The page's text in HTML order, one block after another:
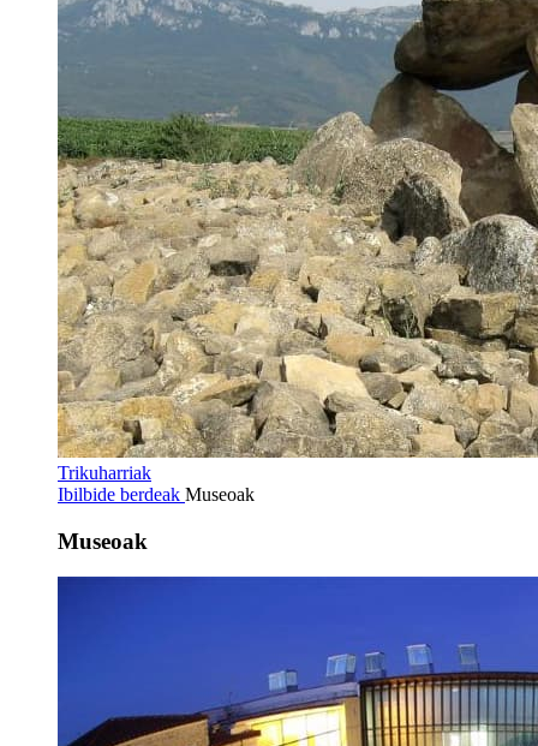
Trikuharriak
Ibilbide berdeak Museoak
Museoak